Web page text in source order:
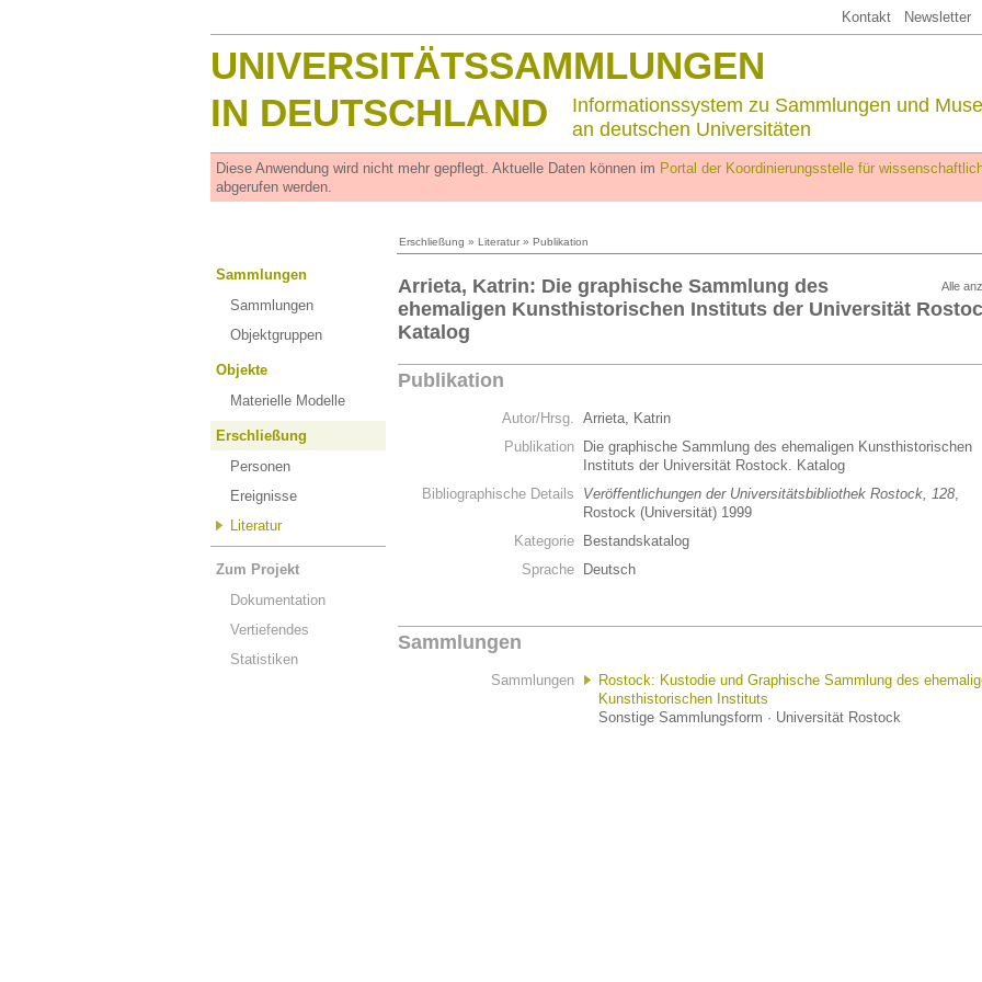
Kontakt Newsletter
UNIVERSITÄTSSAMMLUNGEN
IN DEUTSCHLAND
Informationssystem zu Sammlungen und
an deutschen Universitäten
Diese Anwendung wird nicht mehr gepflegt. Aktuelle Daten können im Portal der Koordinierungsstelle für
abgerufen werden.
Erschließung » Literatur » Publikation
Sammlungen
Sammlungen
Objektgruppen
Objekte
Materielle Modelle
Erschließung
Personen
Ereignisse
Literatur
Zum Projekt
Dokumentation
Vertiefendes
Statistiken
Alle
Arrieta, Katrin: Die graphische Sammlung des
ehemaligen Kunsthistorischen Instituts der Universität
Katalog
Publikation
Autor/Hrsg. Arrieta, Katrin
Publikation
Die graphische Sammlung des ehemaligen Kunsthistorischen
Instituts der Universität Rostock. Katalog
Bibliographische Details
Veröffentlichungen der Universitätsbibliothek Rostock, 128,
Rostock (Universität) 1999
Kategorie
Bestandskatalog
Sprache
Deutsch
Sammlungen
Sammlungen
Rostock: Kustodie und Graphische Sammlung des
Kunsthistorischen Instituts
Sonstige Sammlungsform · Universität Rostock